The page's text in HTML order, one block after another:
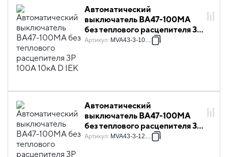
Автоматический
выключатель ВА47-100МА
без теплового расцепителя 3P
100А 10кА D IEK
Артикул: MVA43-3-100-D
Автоматический
выключатель ВА47-100МА
без теплового расцепителя 3P
125А 10кА D IEK
Артикул: MVA43-3-125-D